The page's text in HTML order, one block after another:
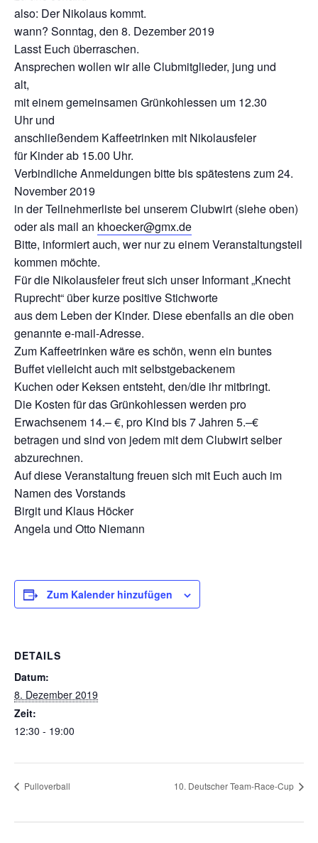
also: Der Nikolaus kommt.
wann? Sonntag, den 8. Dezember 2019
Lasst Euch überraschen.
Ansprechen wollen wir alle Clubmitglieder, jung und
alt,
mit einem gemeinsamen Grünkohlessen um 12.30
Uhr und
anschließendem Kaffeetrinken mit Nikolausfeier
für Kinder ab 15.00 Uhr.
Verbindliche Anmeldungen bitte bis spätestens zum 24.
November 2019
in der Teilnehmerliste bei unserem Clubwirt (siehe oben)
oder als mail an khoecker@gmx.de
Bitte, informiert auch, wer nur zu einem Veranstaltungsteil
kommen möchte.
Für die Nikolausfeier freut sich unser Informant „Knecht
Ruprecht“ über kurze positive Stichworte
aus dem Leben der Kinder. Diese ebenfalls an die oben
genannte e-mail-Adresse.
Zum Kaffeetrinken wäre es schön, wenn ein buntes
Buffet vielleicht auch mit selbstgebackenem
Kuchen oder Keksen entsteht, den/die ihr mitbringt.
Die Kosten für das Grünkohlessen werden pro
Erwachsenem 14.– €, pro Kind bis 7 Jahren 5.–€
betragen und sind von jedem mit dem Clubwirt selber
abzurechnen.
Auf diese Veranstaltung freuen sich mit Euch auch im
Namen des Vorstands
Birgit und Klaus Höcker
Angela und Otto Niemann
Zum Kalender hinzufügen
DETAILS
Datum:
8. Dezember 2019
Zeit:
12:30 - 19:00
Pulloverball 10. Deutscher Team-Race-Cup